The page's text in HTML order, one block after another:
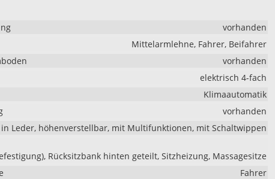
vorhanden
Mittelarmlehne, Fahrer, Beifahrer
vorhanden
elektrisch 4-fach
Klimaautomatik
vorhanden
in Leder, höhenverstellbar, mit Multifunktionen, mit Schaltwippen
Rücksitzbank hinten geteilt, Sitzheizung, Massagesitze
Fahrer